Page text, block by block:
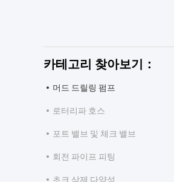
카테고리 찾아보기：
머드 드릴링 펌프
로터리파 호스
포트 밸브 및 체크 밸브
회전 파이프 피팅
초크 삭제 다양성